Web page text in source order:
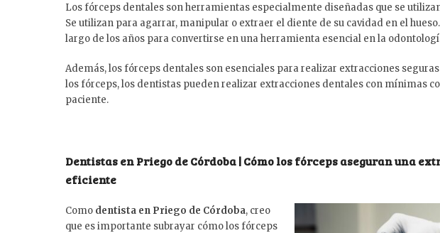
Los fórceps dentales son herramientas especialmente diseñadas que se
Se utilizan para agarrar, manipular o extraer el diente de su cavidad en el
largo de los años para convertirse en una herramienta esencial en la
Además, los fórceps dentales son esenciales para realizar extracciones
los fórceps, los dentistas pueden realizar extracciones dentales con mínimas
paciente.
Dentistas en Priego de Córdoba | Cómo los fórceps aseguran una
eficiente
Como dentista en Priego de Córdoba, creo
que es importante subrayar cómo los fórceps